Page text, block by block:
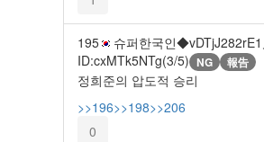
195 슈퍼한국인◆vDTjJ282rE
ID:cxMTk5NTg(3/5) NG 報告
정희준의 압도적 승리
>>196>>198>>206
0